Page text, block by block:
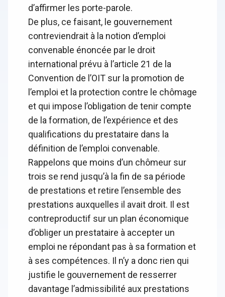
d’affirmer les porte-parole.
De plus, ce faisant, le gouvernement
contreviendrait à la notion d’emploi
convenable énoncée par le droit
international prévu à l’article 21 de la
Convention de l’OIT sur la promotion de
l’emploi et la protection contre le chômage
et qui impose l’obligation de tenir compte
de la formation, de l’expérience et des
qualifications du prestataire dans la
définition de l’emploi convenable.
Rappelons que moins d’un chômeur sur
trois se rend jusqu’à la fin de sa période
de prestations et retire l’ensemble des
prestations auxquelles il avait droit. Il est
contreproductif sur un plan économique
d’obliger un prestataire à accepter un
emploi ne répondant pas à sa formation et
à ses compétences. Il n’y a donc rien qui
justifie le gouvernement de resserrer
davantage l’admissibilité aux prestations